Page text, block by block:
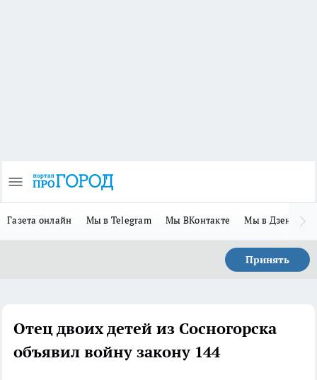
Газета онлайн Мы в Telegram Мы ВКонтакте Мы в Дзене
Принять
Отец двоих детей из Сосногорска
объявил войну закону 144